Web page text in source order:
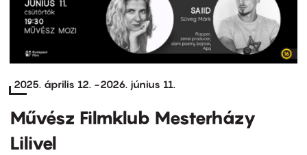
2025. április 12. -2026. június 11.
Művész Filmklub Mesterházy
Lilivel